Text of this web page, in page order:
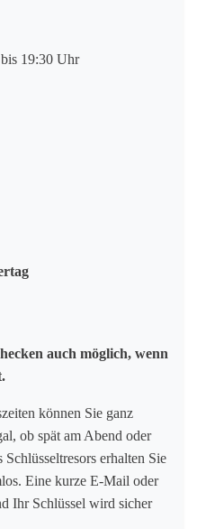
19:30 Uhr
auch möglich, wenn
können Sie ganz
ob spät am Abend oder
erhalten Sie
Eine kurze E-Mail oder
Ihr Schlüssel wird sicher